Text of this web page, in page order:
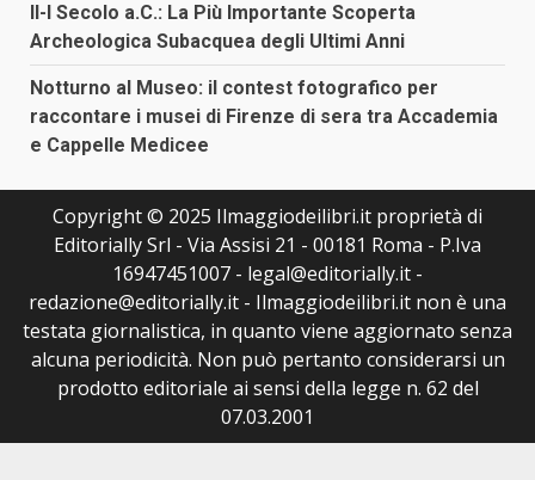
II-I Secolo a.C.: La Più Importante Scoperta
Archeologica Subacquea degli Ultimi Anni
Notturno al Museo: il contest fotografico per
raccontare i musei di Firenze di sera tra Accademia
e Cappelle Medicee
Copyright © 2025 Ilmaggiodeilibri.it proprietà di
Editorially Srl - Via Assisi 21 - 00181 Roma - P.Iva
16947451007 - legal@editorially.it -
redazione@editorially.it - Ilmaggiodeilibri.it non è una
testata giornalistica, in quanto viene aggiornato senza
alcuna periodicità. Non può pertanto considerarsi un
prodotto editoriale ai sensi della legge n. 62 del
07.03.2001